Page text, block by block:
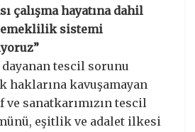
çalışma hayatına dahil
sistemi
dayanan tescil sorunu
haklarına kavuşamayan
ve sanatkarımızın tescil
eşitlik ve adalet ilkesi